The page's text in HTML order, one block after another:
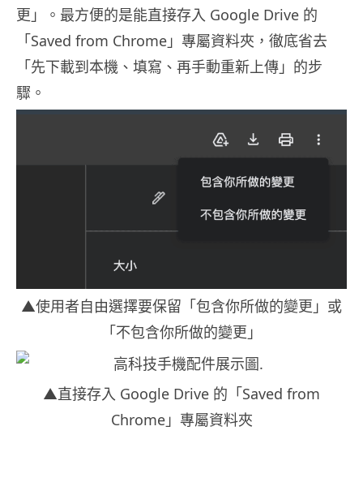
更」。最方便的是能直接存入 Google Drive 的
「Saved from Chrome」專屬資料夾，徹底省去
「先下載到本機、填寫、再手動重新上傳」的步
驟。
▲使用者自由選擇要保留「包含你所做的變更」或
「不包含你所做的變更」
▲直接存入 Google Drive 的「Saved from
Chrome」專屬資料夾